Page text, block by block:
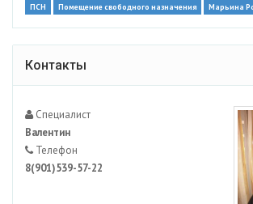
ПСН Помещение свободного назначения Марьина
Контакты
Специалист
Валентин
Телефон
8(901)539-57-22